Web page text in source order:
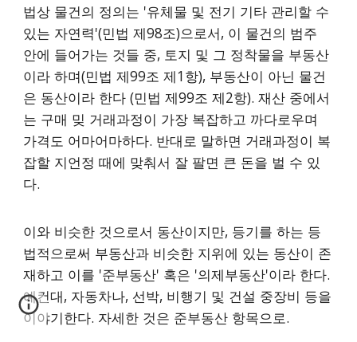
법상 물건의 정의는 '유체물 및 전기 기타 관리할 수
있는 자연력'(민법 제98조)으로서, 이 물건의 범주
안에 들어가는 것들 중, 토지 및 그 정착물을 부동산
이라 하며(민법 제99조 제1항), 부동산이 아닌 물건
은 동산이라 한다 (민법 제99조 제2항). 재산 중에서
는 구매 밎 거래과정이 가장 복잡하고 까다로우며
가격도 어마어마하다. 반대로 말하면 거래과정이 복
잡할 지언정 때에 맞춰서 잘 팔면 큰 돈을 벌 수 있
다.
이와 비슷한 것으로서 동산이지만, 등기를 하는 등
법적으로써 부동산과 비슷한 지위에 있는 동산이 존
재하고 이를 '준부동산' 혹은 '의제부동산'이라 한다.
예컨대, 자동차나, 선박, 비행기 및 건설 중장비 등을
이야기한다. 자세한 것은 준부동산 항목으로.